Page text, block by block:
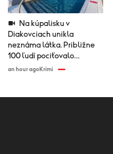
Diakovciach unikla
neznáma látka. Približne
100 ľudí pociťovalo
zdravotné problémy
an hour agoKrimi